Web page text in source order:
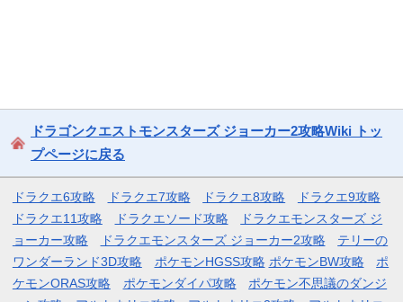
ドラゴンクエストモンスターズ ジョーカー2攻略Wiki トッ
プページに戻る
ドラクエ6攻略 ドラクエ7攻略 ドラクエ8攻略
ドラクエ9攻略
ドラクエ11攻略
ドラクエソード攻略
ドラクエモンスターズ ジ
ョーカー攻略
ドラクエモンスターズ ジョーカー2攻略
テリーの
ワンダーランド3D攻略
ポケモンHGSS攻略 ポケモンBW攻略
ポ
ケモンORAS攻略
ポケモンダイパ攻略
ポケモン不思議のダンジ